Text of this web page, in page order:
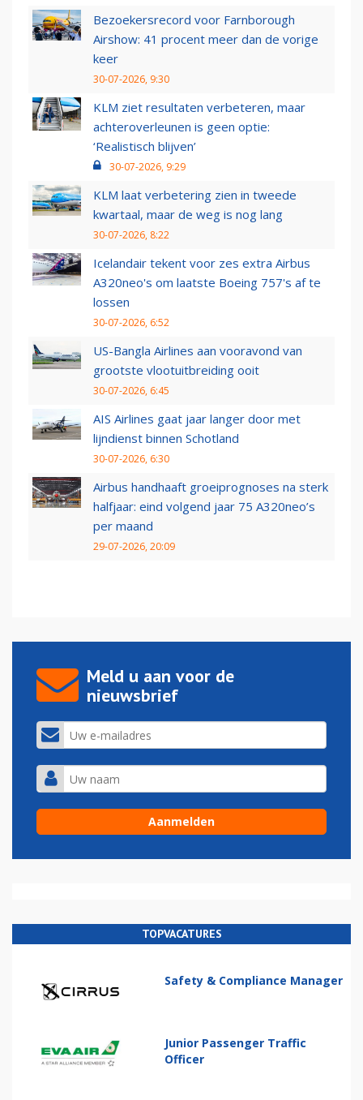
Bezoekersrecord voor Farnborough
Airshow: 41 procent meer dan de vorige
keer
30-07-2026, 9:30
KLM ziet resultaten verbeteren, maar
achteroverleunen is geen optie:
‘Realistisch blijven’
30-07-2026, 9:29
KLM laat verbetering zien in tweede
kwartaal, maar de weg is nog lang
30-07-2026, 8:22
Icelandair tekent voor zes extra Airbus
A320neo's om laatste Boeing 757's af te
lossen
30-07-2026, 6:52
US-Bangla Airlines aan vooravond van
grootste vlootuitbreiding ooit
30-07-2026, 6:45
AIS Airlines gaat jaar langer door met
lijndienst binnen Schotland
30-07-2026, 6:30
Airbus handhaaft groeiprognoses na sterk
halfjaar: eind volgend jaar 75 A320neo’s
per maand
29-07-2026, 20:09
Meld u aan voor de
nieuwsbrief
TOPVACATURES
Safety & Compliance Manager
Junior Passenger Traffic
Officer